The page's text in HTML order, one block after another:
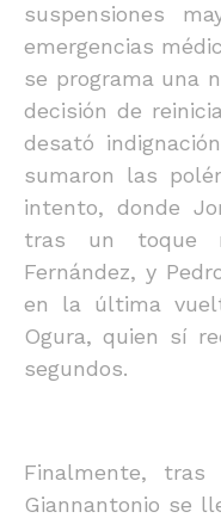
suspensiones
emergencias
se programa una
decisión de
desató
sumaron las
intento, donde
tras un toque
Fernández, y
en la última
Ogura, quien sí
segundos.
Finalmente, tras
Giannantonio se